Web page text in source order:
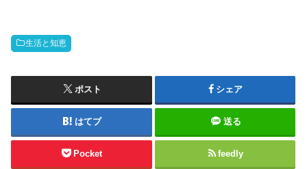
生活と知恵
ポスト シェア
はてブ 送る
Pocket feedly